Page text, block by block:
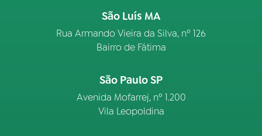
São Luís MA
Rua Armando Vieira da Silva, nº 126
Bairro de Fátima
São Paulo SP
Avenida Mofarrej, nº 1.200
Vila Leopoldina